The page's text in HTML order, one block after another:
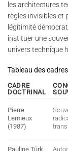
les architectures
règles invisibles et
légitimité
instituer une
univers technique
Tableau des
CADRE
DOCTRINAL
Pierre
Lemieux
(1987)
Pauline Türk